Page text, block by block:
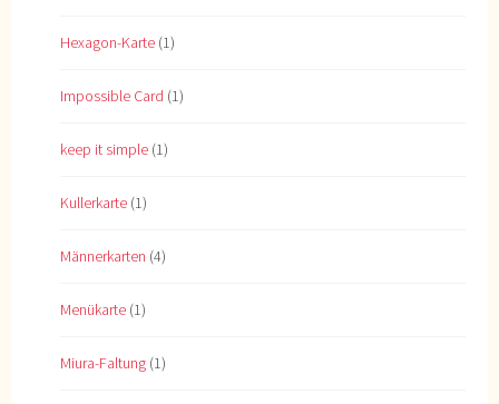
Hexagon-Karte (1)
Impossible Card (1)
keep it simple (1)
Kullerkarte (1)
Männerkarten (4)
Menükarte (1)
Miura-Faltung (1)